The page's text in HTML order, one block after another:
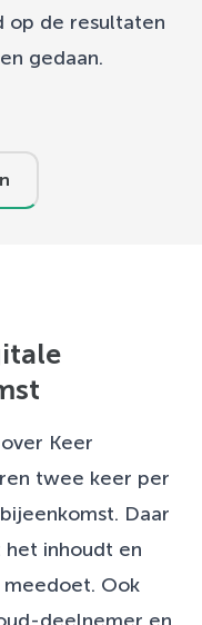
op de resultaten
gedaan.
Keer
twee keer per
Daar
inhoudt en
Ook